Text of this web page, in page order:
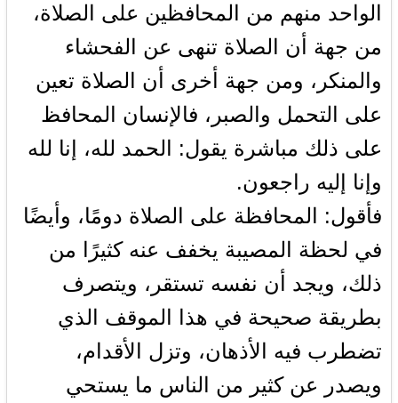
الواحد منهم من المحافظين على الصلاة،
من جهة أن الصلاة تنهى عن الفحشاء
والمنكر، ومن جهة أخرى أن الصلاة تعين
على التحمل والصبر، فالإنسان المحافظ
على ذلك مباشرة يقول: الحمد لله، إنا لله
وإنا إليه راجعون.
فأقول: المحافظة على الصلاة دومًا، وأيضًا
في لحظة المصيبة يخفف عنه كثيرًا من
ذلك، ويجد أن نفسه تستقر، ويتصرف
بطريقة صحيحة في هذا الموقف الذي
تضطرب فيه الأذهان، وتزل الأقدام،
ويصدر عن كثير من الناس ما يستحي